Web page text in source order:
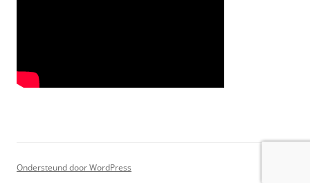
Ondersteund door WordPress